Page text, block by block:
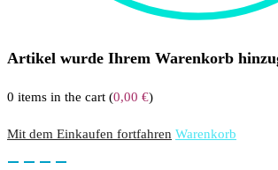
Artikel wurde Ihrem Warenkorb
0 items in the cart (0,00 €)
Mit dem Einkaufen fortfahren Warenkorb